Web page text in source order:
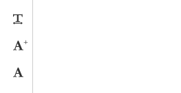
Reducir párrafos
+